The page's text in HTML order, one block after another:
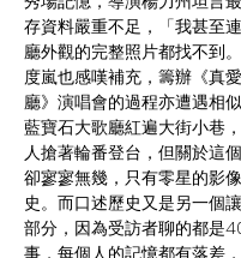
存資料嚴重不足，「我甚至
廳外觀的完整照片都找不到
度嵐也感嘆補充，籌辦《真
廳》演唱會的過程亦遭遇相
藍寶石大歌廳紅遍大街小巷
人搶著輪番登台，但關於這
卻寥寥無幾，只有零星的影
史。而口述歷史又是另一個
部分，因為受訪者聊的都是
事，每個人的記憶都有落差